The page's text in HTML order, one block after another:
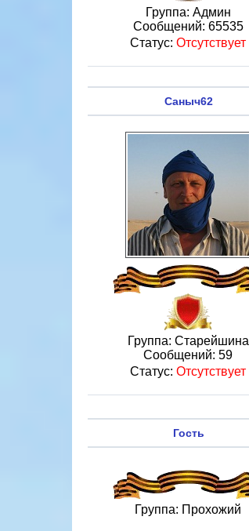
Группа: Админ
Сообщений: 65535
Статус: Отсутствует
Саныч62
Группа: Старейшина
Сообщений: 59
Статус: Отсутствует
Гость
Группа: Прохожий